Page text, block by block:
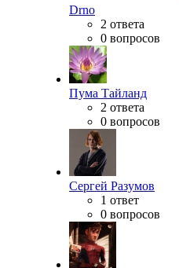
Drno
2 ответа
0 вопросов
Пума Тайланд
2 ответа
0 вопросов
Сергей Разумов
1 ответ
0 вопросов